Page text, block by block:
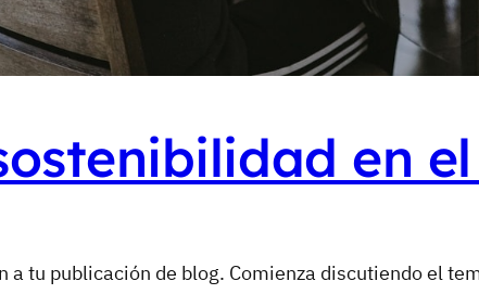
en
tu publicación de blog. Comienza discutiendo el